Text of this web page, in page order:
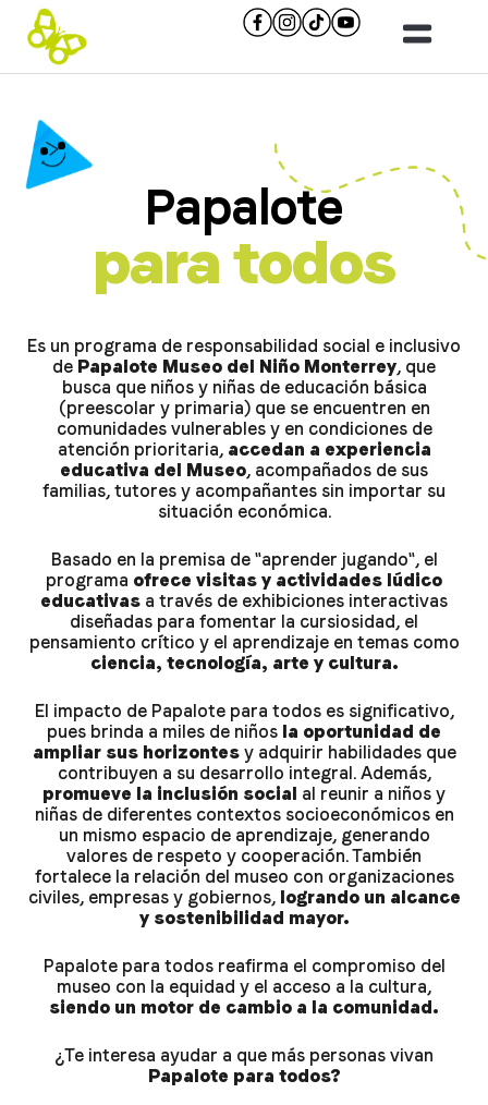
Papalote
para todos
Es un programa de responsabilidad social e inclusivo
de Papalote Museo del Niño Monterrey, que
busca que niños y niñas de educación básica
(preescolar y primaria) que se encuentren en
comunidades vulnerables y en condiciones de
atención prioritaria, accedan a experiencia
educativa del Museo, acompañados de sus
familias, tutores y acompañantes sin importar su
situación económica.
Basado en la premisa de "aprender jugando", el
programa ofrece visitas y actividades lúdico
educativas a través de exhibiciones interactivas
diseñadas para fomentar la cursiosidad, el
pensamiento crítico y el aprendizaje en temas como
ciencia, tecnología, arte y cultura.
El impacto de Papalote para todos es significativo,
pues brinda a miles de niños la oportunidad de
ampliar sus horizontesy adquirir habilidades que
contribuyen a su desarrollo integral. Además,
promueve la inclusión social al reunir a niños y
niñas de diferentes contextos socioeconómicos en
un mismo espacio de aprendizaje, generando
valores de respeto y cooperación. También
fortalece la relación del museo con organizaciones
civiles, empresas y gobiernos, logrando un alcance
y sostenibilidad mayor.
Papalote para todos reafirma el compromiso del
museo con la equidad y el acceso a la cultura,
siendo un motor de cambio a la comunidad.
¿Te interesa ayudar a que más personas vivan
Papalote para todos?